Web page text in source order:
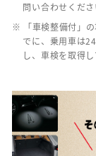
問い合わせくださ
※ 「車検整備付」
でに、乗用車は
し、車検を取得